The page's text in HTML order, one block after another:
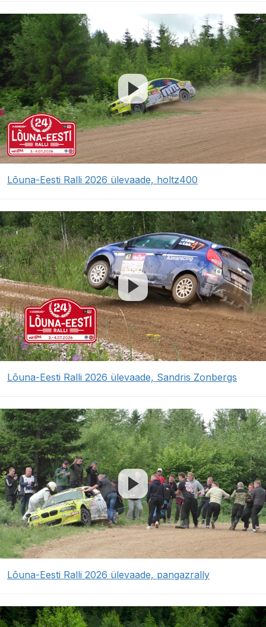
Lõuna-Eesti Ralli 2026 ülevaade, holtz400
Lõuna-Eesti Ralli 2026 ülevaade, Sandris Zonbergs
Lõuna-Eesti Ralli 2026 ülevaade, pangazrally